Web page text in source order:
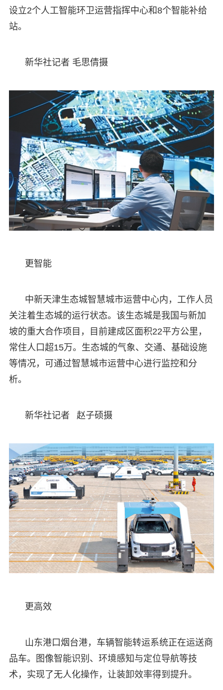
设立2个人工智能环卫运营指挥中心和8个智能补给
站。
新华社记者 毛思倩摄
更智能
中新天津生态城智慧城市运营中心内，工作人员
关注着生态城的运行状态。该生态城是我国与新加
坡的重大合作项目，目前建成区面积22平方公里，
常住人口超15万。生态城的气象、交通、基础设施
等情况，可通过智慧城市运营中心进行监控和分
析。
新华社记者 赵子硕摄
更高效
山东港口烟台港，车辆智能转运系统正在运送商
品车。图像智能识别、环境感知与定位导航等技
术，实现了无人化操作，让装卸效率得到提升。